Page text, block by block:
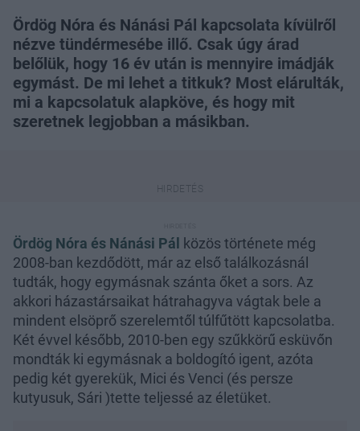
Ördög Nóra és Nánási Pál kapcsolata kívülről
nézve tündérmesébe illő. Csak úgy árad
belőlük, hogy 16 év után is mennyire imádják
egymást. De mi lehet a titkuk? Most elárulták,
mi a kapcsolatuk alapköve, és hogy mit
szeretnek legjobban a másikban.
Ördög Nóra és Nánási Pál
közös története még
2008-ban kezdődött, már az első találkozásnál
tudták, hogy egymásnak szánta őket a sors. Az
akkori házastársaikat hátrahagyva vágtak bele a
mindent elsöprő szerelemtől túlfűtött kapcsolatba.
Két évvel később, 2010-ben egy szűkkörű esküvőn
mondták ki egymásnak a boldogító igent, azóta
pedig két gyerekük, Mici és Venci (és persze
kutyusuk, Sári )tette teljessé az életüket.